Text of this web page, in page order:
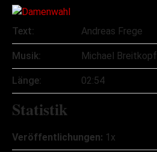
Text: Andreas Frege
Musik: Michael Breitkopf
Länge: 02:54
Statistik
Veröffentlichungen: 1x